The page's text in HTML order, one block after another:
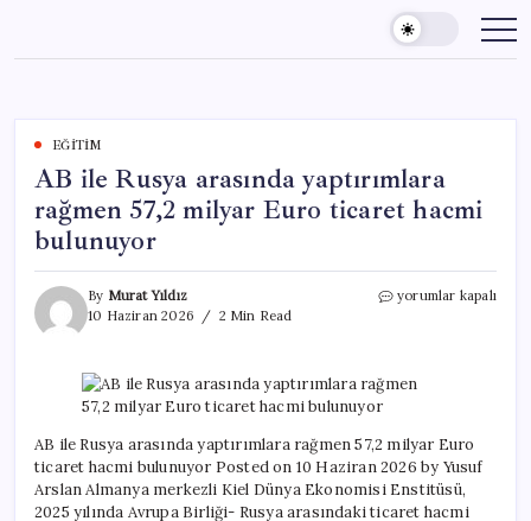
content
EĞITIM
AB ile Rusya arasında yaptırımlara
rağmen 57,2 milyar Euro ticaret hacmi
bulunuyor
By Murat Yıldız
10 Haziran 2026
2 Min Read
AB
rağmen
milyar
Euro
ticaret
hacmi
bulunuyor
yorumlar kapalı
AB ile Rusya arasında yaptırımlara rağmen 57,2 milyar Euro
ticaret hacmi bulunuyor Posted on 10 Haziran 2026 by Yusuf
Arslan Almanya merkezli Kiel Dünya Ekonomisi Enstitüsü,
2025 yılında Avrupa Birliği- Rusya arasındaki ticaret hacmi